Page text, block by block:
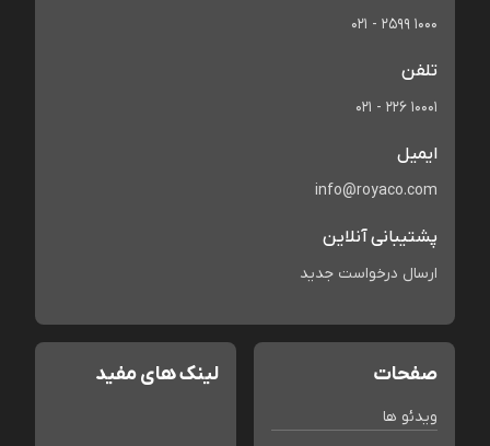
021 - 2599 1000
تلفن
021 - 226 10001
ایمیل
info@royaco.com
پشتیبانی آنلاین
ارسال درخواست جدید
صفحات
ویدئو ها
لینک های مفید